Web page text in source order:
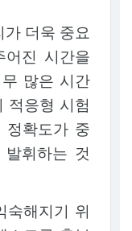
가 더욱 중요
어진 시간을
많은 시간
적응형 시험
정확도가 중
휘하는 것
숙해지기 위